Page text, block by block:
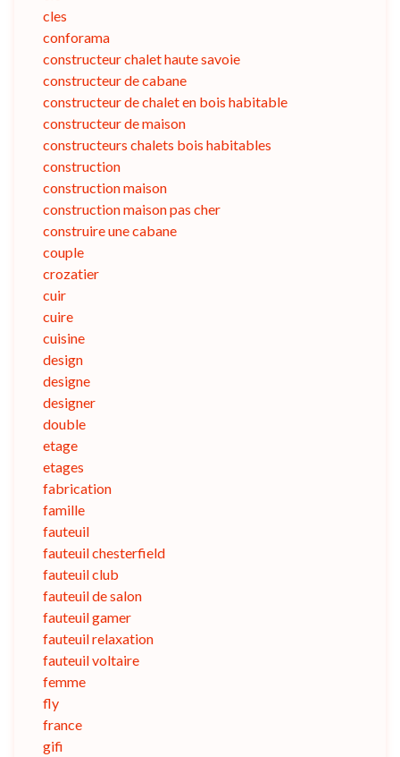
cles
conforama
constructeur chalet haute savoie
constructeur de cabane
constructeur de chalet en bois habitable
constructeur de maison
constructeurs chalets bois habitables
construction
construction maison
construction maison pas cher
construire une cabane
couple
crozatier
cuir
cuire
cuisine
design
designe
designer
double
etage
etages
fabrication
famille
fauteuil
fauteuil chesterfield
fauteuil club
fauteuil de salon
fauteuil gamer
fauteuil relaxation
fauteuil voltaire
femme
fly
france
gifi